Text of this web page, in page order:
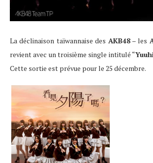
La déclinaison taïwannaise des AKB48– les
revient avec un troisième single intitulé “
Cette sortie est prévue pour le 25 décembre.